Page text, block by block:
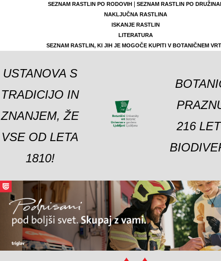
SEZNAM RASTLIN PO RODOVIH|
SEZNAM RASTLIN PO
NAKLJUČNA RASTLINA
ISKANJE RASTLIN
LITERATURA
SEZNAM RASTLIN, KI JIH JE MOGOČE KUPITI V BOTANIČNEM
USTANOVA S
TRADICIJO IN
ZNANJEM, ŽE
VSE OD LETA
1810!
216